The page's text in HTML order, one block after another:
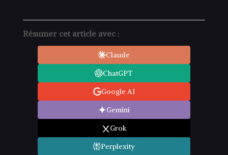
Résumer cet article avec :
Claude
ChatGPT
Google AI
Gemini
Grok
Perplexity